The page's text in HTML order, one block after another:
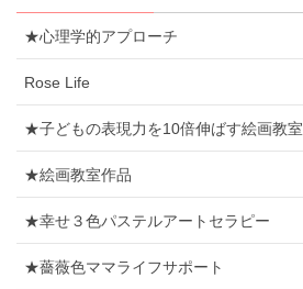
★心理学的アプローチ
Rose Life
★子どもの表現力を10倍伸ばす絵画教室
★絵画教室作品
★幸せ３色パステルアートセラピー
★薔薇色ママライフサポート